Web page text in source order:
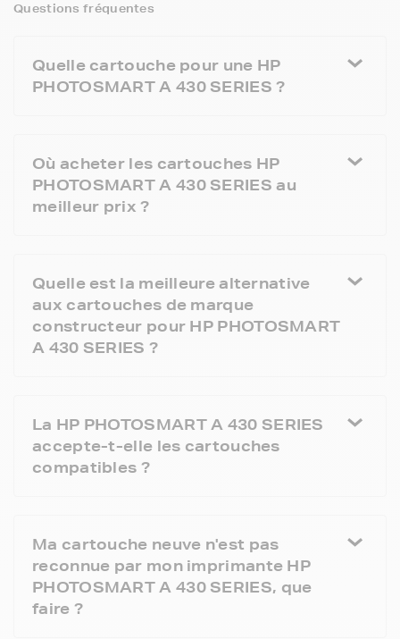
Questions fréquentes
Quelle cartouche pour une HP
PHOTOSMART A 430 SERIES ?
Où acheter les cartouches HP
PHOTOSMART A 430 SERIES au
meilleur prix ?
Quelle est la meilleure alternative
aux cartouches de marque
constructeur pour HP PHOTOSMART
A 430 SERIES ?
La HP PHOTOSMART A 430 SERIES
accepte-t-elle les cartouches
compatibles ?
Ma cartouche neuve n'est pas
reconnue par mon imprimante HP
PHOTOSMART A 430 SERIES, que
faire ?